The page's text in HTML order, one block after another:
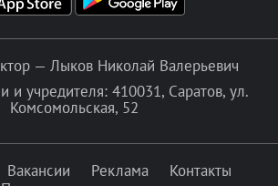
— Лыков Николай Валерьевич
и учредителя: 410031, Саратов, ул.
Комсомольская, 52
Вакансии Реклама
Контакты